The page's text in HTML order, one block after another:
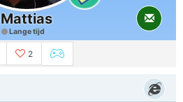
Mattias
Lange tijd
2